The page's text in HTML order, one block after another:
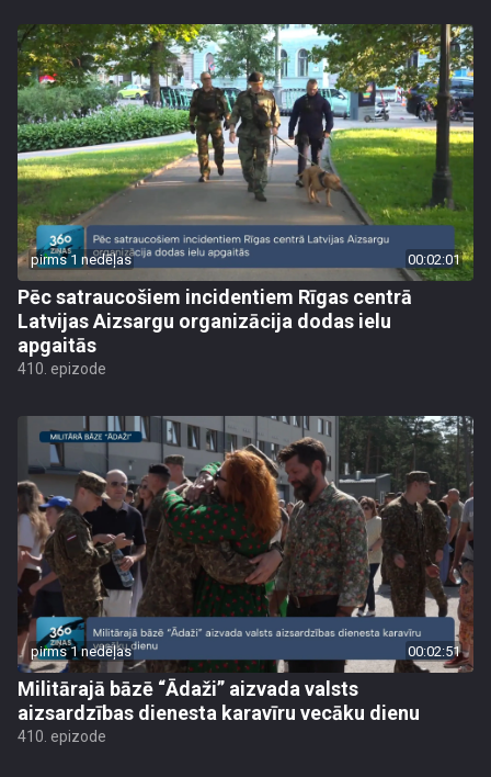
pirms 1 nedēļas 00:02:01
Pēc satraucošiem incidentiem Rīgas centrā
Latvijas Aizsargu organizācija dodas ielu
apgaitās
410. epizode
pirms 1 nedēļas 00:02:51
Militārajā bāzē “Ādaži” aizvada valsts
aizsardzības dienesta karavīru vecāku dienu
410. epizode